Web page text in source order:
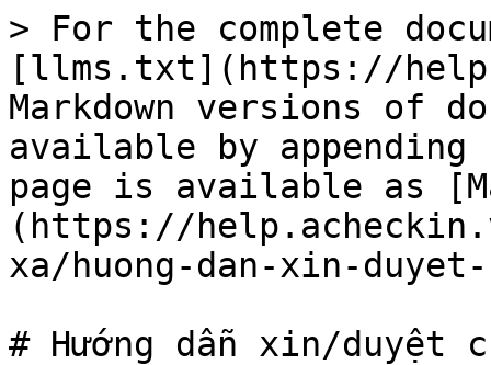
> For the complete
[llms.txt](https://
Markdown versions of
available by
page is available as
(https://
xa/huong-dan-xin-duyet-
# Hướng dẫn xin/duyệt